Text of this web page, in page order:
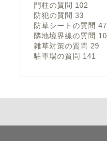
門柱の質問 102
防犯の質問 33
防草シートの質問 47
隣地境界線の質問 10
雑草対策の質問 29
駐車場の質問 141